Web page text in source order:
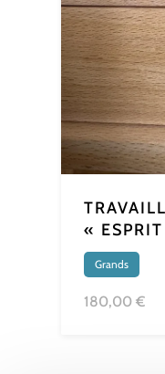
«
Grands
180,00 €